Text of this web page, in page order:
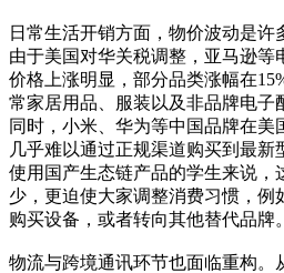
日常生活开销方面，物价波动是许
由于美国对华关税调整，亚马逊等
价格上涨明显，部分品类涨幅在
常家居用品、服装以及非品牌电子
同时，小米、华为等中国品牌在美
几乎难以通过正规渠道购买到最
使用国产生态链产品的学生来说，
少，更迫使大家调整消费习惯，例
购买设备，或者转向其他替代品牌。
物流与跨境通讯环节也面临重构。